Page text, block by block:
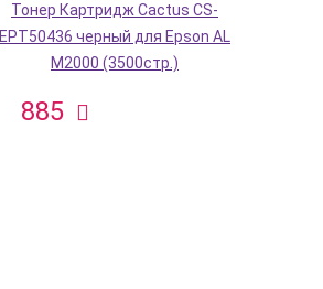
Тонер Картридж Cactus CS-
EPT50436 черный для Epson AL
M2000 (3500стр.)
885